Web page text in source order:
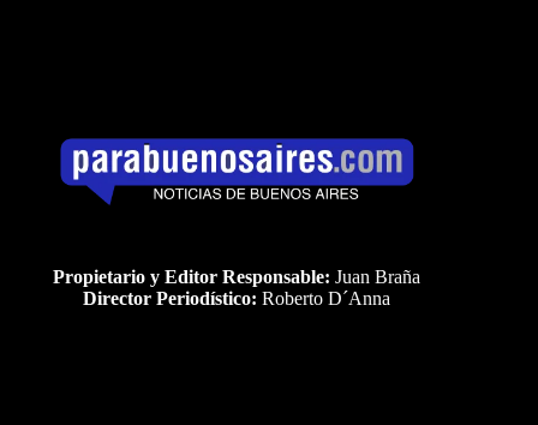
Propietario y Editor Responsable: Juan Braña
Director Periodístico: Roberto D´Anna